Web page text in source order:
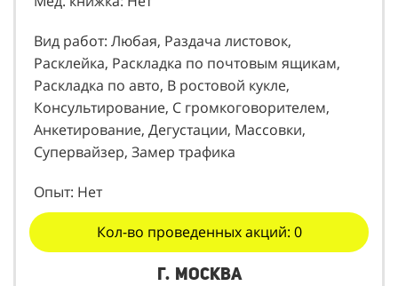
Вид работ: Любая, Раздача листовок,
Расклейка, Раскладка по почтовым ящикам,
Раскладка по авто, В ростовой кукле,
Консультирование, С громкоговорителем,
Анкетирование, Дегустации, Массовки,
Супервайзер, Замер трафика
Опыт: Нет
Кол-во проведенных акций: 0
г. Москва